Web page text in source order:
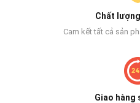
Chất
Cam kết tất cả sản
Giao hàng